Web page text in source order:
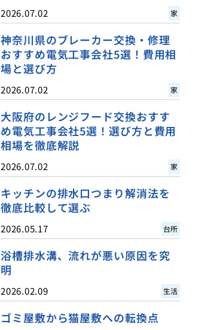
2026.07.02 家
神奈川県のブレーカー交換・修理
おすすめ電気工事会社5選！費用相
場と選び方
2026.07.02 家
大阪府のレンジフード交換おすす
め電気工事会社5選！選び方と費用
相場を徹底解説
2026.07.02 家
キッチンの排水口つまり解消法を
徹底比較して選ぶ
2026.05.17 台所
浴槽排水溝、流れが悪い原因を究
明
2026.02.09 生活
ゴミ屋敷から猫屋敷への転換点